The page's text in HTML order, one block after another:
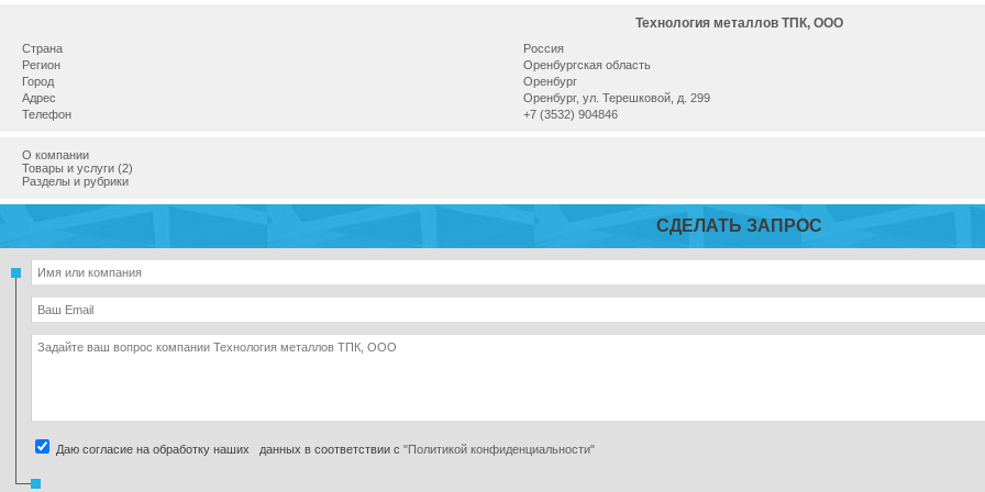
Технология металлов ТПК, ООО
Страна
Россия
Регион
Оренбургская область
Город
Оренбург
Адрес
Оренбург, ул. Терешковой, д. 299
Телефон
+7 (3532) 904846
О компании
Товары и услуги (2)
Разделы и рубрики
СДЕЛАТЬ ЗАПРОС
Даю согласие на обработку наших данных в соответствии с "Политикой конфиденциальности"